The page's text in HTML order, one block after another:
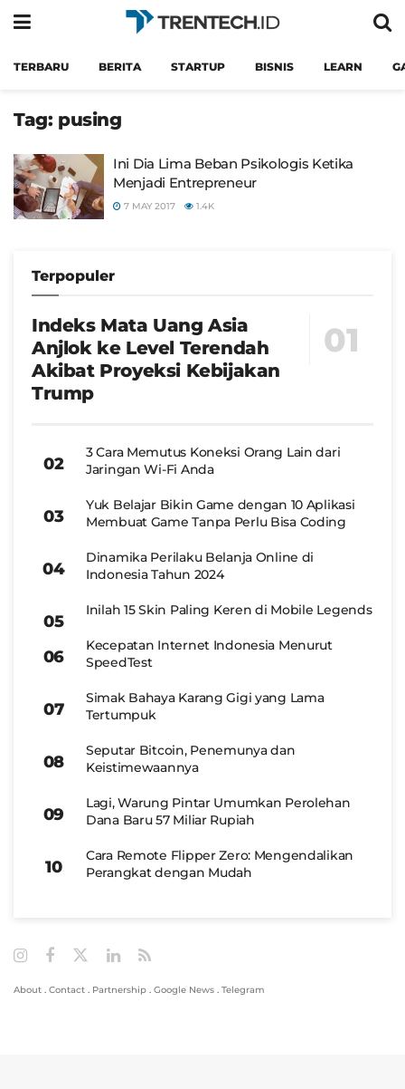
TERBARU BERITA STARTUP BISNIS LEARN
Tag: pusing
Ini Dia Lima Beban Psikologis Ketika
Menjadi Entrepreneur
7 MAY 2017 1.4K
Terpopuler
Indeks Mata Uang Asia
Anjlok ke Level Terendah
Akibat Proyeksi Kebijakan
Trump
3 Cara Memutus Koneksi Orang Lain dari
Jaringan Wi-Fi Anda
Yuk Belajar Bikin Game dengan 10 Aplikasi
Membuat Game Tanpa Perlu Bisa Coding
Dinamika Perilaku Belanja Online di
Indonesia Tahun 2024
Inilah 15 Skin Paling Keren di Mobile Legends
Kecepatan Internet Indonesia Menurut
SpeedTest
Simak Bahaya Karang Gigi yang Lama
Tertumpuk
Seputar Bitcoin, Penemunya dan
Keistimewaannya
Lagi, Warung Pintar Umumkan Perolehan
Dana Baru 57 Miliar Rupiah
Cara Remote Flipper Zero: Mengendalikan
Perangkat dengan Mudah
About . Contact . Partnership . Google News . Telegram